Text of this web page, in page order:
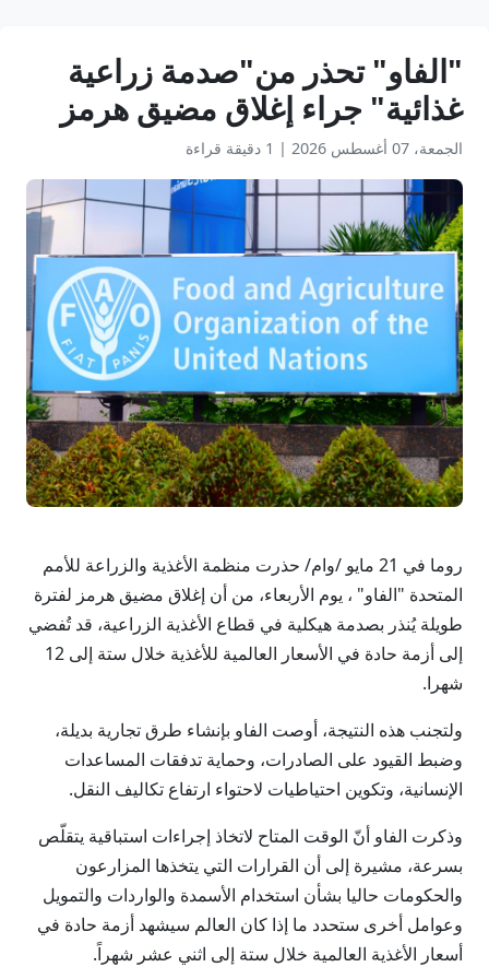
"الفاو" تحذر من"صدمة زراعية
غذائية" جراء إغلاق مضيق هرمز
الجمعة، 07 أغسطس 2026 | 1 دقيقة قراءة
روما في 21 مايو /وام/ حذرت منظمة الأغذية والزراعة للأمم
المتحدة "الفاو" ، يوم الأربعاء، من أن إغلاق مضيق هرمز لفترة
طويلة يُنذر بصدمة هيكلية في قطاع الأغذية الزراعية، قد تُفضي
إلى أزمة حادة في الأسعار العالمية للأغذية خلال ستة إلى 12
شهرا.
ولتجنب هذه النتيجة، أوصت الفاو بإنشاء طرق تجارية بديلة،
وضبط القيود على الصادرات، وحماية تدفقات المساعدات
الإنسانية، وتكوين احتياطيات لاحتواء ارتفاع تكاليف النقل.
وذكرت الفاو أنّ الوقت المتاح لاتخاذ إجراءات استباقية يتقلّص
بسرعة، مشيرة إلى أن القرارات التي يتخذها المزارعون
والحكومات حاليا بشأن استخدام الأسمدة والواردات والتمويل
وعوامل أخرى ستحدد ما إذا كان العالم سيشهد أزمة حادة في
أسعار الأغذية العالمية خلال ستة إلى اثني عشر شهراً.